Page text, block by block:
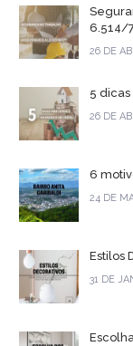
6.514/
26 DE
5
26 DE
6
24 DE
Estilos
31 DE